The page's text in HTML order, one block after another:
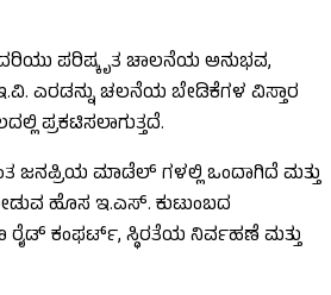
ಪರಿಷ್ಕೃತ ಚಾಲನೆಯ ಅನುಭವ,
ಎರಡನ್ನು ಚಲನೆಯ ಬೇಡಿಕೆಗಳ ವಿಸ್ತಾರ
ಪ್ರಕಟಿಸಲಾಗುತ್ತದೆ.
ಜನಪ್ರಿಯ ಮಾಡೆಲ್ ಗಳಲ್ಲಿ ಒಂದಾಗಿದೆ ಮತ್ತು
ಹೊಸ ಇ.ಎಸ್. ಕುಟುಂಬದ
ರೈಡ್ ಕಂಫರ್ಟ್, ಸ್ಥಿರತೆಯ ನಿರ್ವಹಣೆ ಮತ್ತು